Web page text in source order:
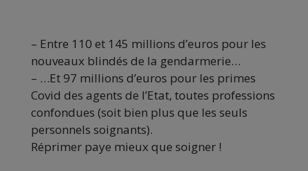
– Entre 110 et 145 millions d’euros pour les
nouveaux blindés de la gendarmerie…
– …Et 97 millions d’euros pour les primes
Covid des agents de l’Etat, toutes professions
confondues (soit bien plus que les seuls
personnels soignants).
Réprimer paye mieux que soigner !